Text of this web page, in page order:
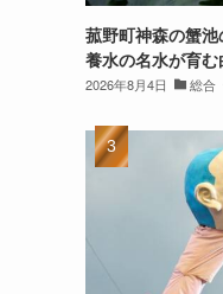
菰野町神森の蟹
養水の名水が育
2026年8月4日 総合